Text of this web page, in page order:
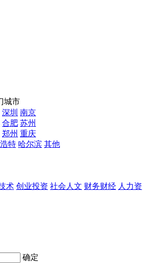
城市
深圳 南京
合肥 苏州
郑州 重庆
特 哈尔滨 其他
术 创业投资 社会人文 财务财经 人力资
确定